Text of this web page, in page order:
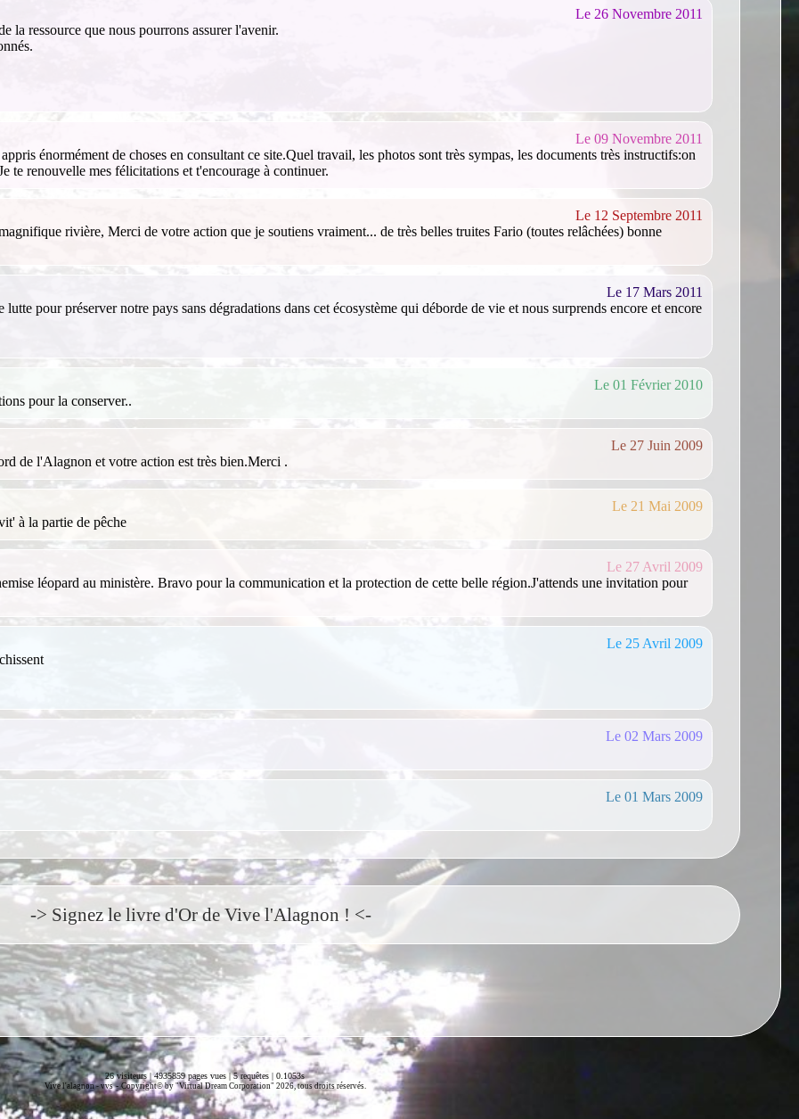
Le 26 Novembre 2011
la ressource que nous pourrons assurer l'avenir.
Le 09 Novembre 2011
énormément de choses en consultant ce site.Quel travail, les photos sont très sympas, les documents très instructifs:on
te renouvelle mes félicitations et t'encourage à continuer.
Le 12 Septembre 2011
rivière, Merci de votre action que je soutiens vraiment... de très belles truites Fario (toutes relâchées) bonne
Le 17 Mars 2011
pour préserver notre pays sans dégradations dans cet écosystème qui déborde de vie et nous surprends encore et encore
Le 01 Février 2010
pour la conserver..
Le 27 Juin 2009
de l'Alagnon et votre action est très bien.Merci .
Le 21 Mai 2009
à la partie de pêche
Le 27 Avril 2009
léopard au ministère. Bravo pour la communication et la protection de cette belle région.J'attends une invitation pour
Le 25 Avril 2009
Le 02 Mars 2009
Le 01 Mars 2009
-> Signez le livre d'Or de Vive l'Alagnon ! <-
26 visiteurs | 4935859 pages vues | 5 requêtes | 0.1053s
Vive l'alagnon -vvs-Copyright© by "Virtual Dream Corporation" 2026, tous droits réservés.